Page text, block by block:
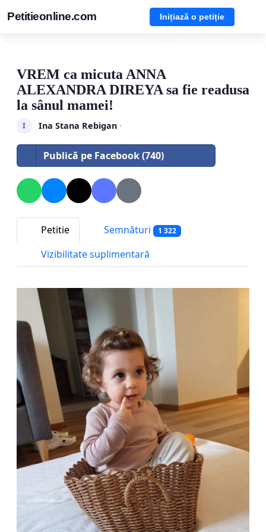
Petitieonline.com Inițiază o petiție
VREM ca micuta ANNA
ALEXANDRA DIREYA sa fie readusa
la sânul mamei!
I Ina Stana Rebigan·
Publică pe Facebook (740)
Petitie Semnături 1 322
Vizibilitate suplimentară